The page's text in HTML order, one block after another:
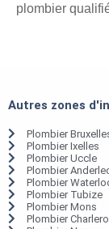
plombier
Autres zones
Plombier
Plombier Ixelles
Plombier Uccle
Plombier
Plombier
Plombier Tubize
Plombier Mons
Plombier